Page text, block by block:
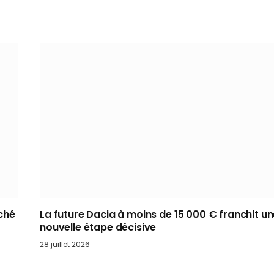
La future Dacia à moins de 15 000 € franchit
nouvelle étape décisive
28 juillet 2026